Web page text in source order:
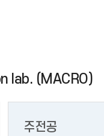
lab. (MACRO)
주전공